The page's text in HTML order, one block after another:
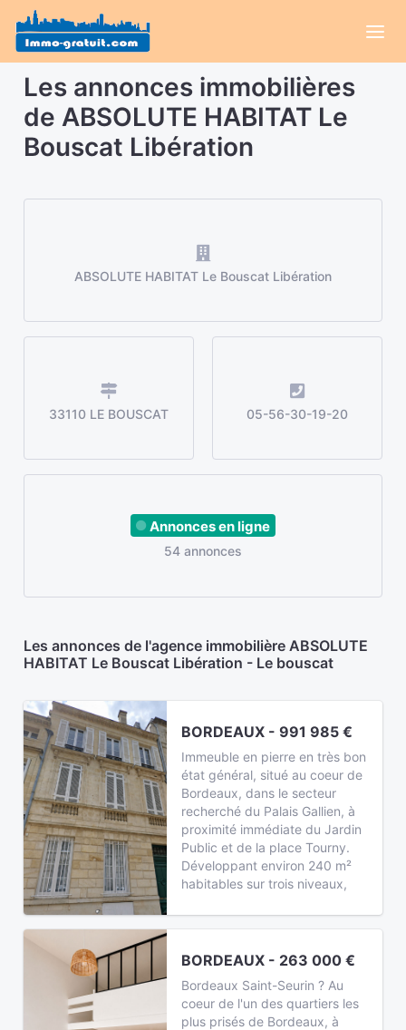
Les annonces immobilières
de ABSOLUTE HABITAT Le
Bouscat Libération
ABSOLUTE HABITAT Le Bouscat Libération
33110 LE BOUSCAT 05-56-30-19-20
Annonces en ligne
54 annonces
Les annonces de l'agence immobilière ABSOLUTE
HABITAT Le Bouscat Libération - Le bouscat
BORDEAUX - 991 985 €
Immeuble en pierre en très bon
état général, situé au coeur de
Bordeaux, dans le secteur
recherché du Palais Gallien, à
proximité immédiate du Jardin
Public et de la place Tourny.
Développant environ 240 m²
habitables sur trois niveaux,
BORDEAUX - 263 000 €
Bordeaux Saint-Seurin ? Au
coeur de l'un des quartiers les
plus prisés de Bordeaux, à